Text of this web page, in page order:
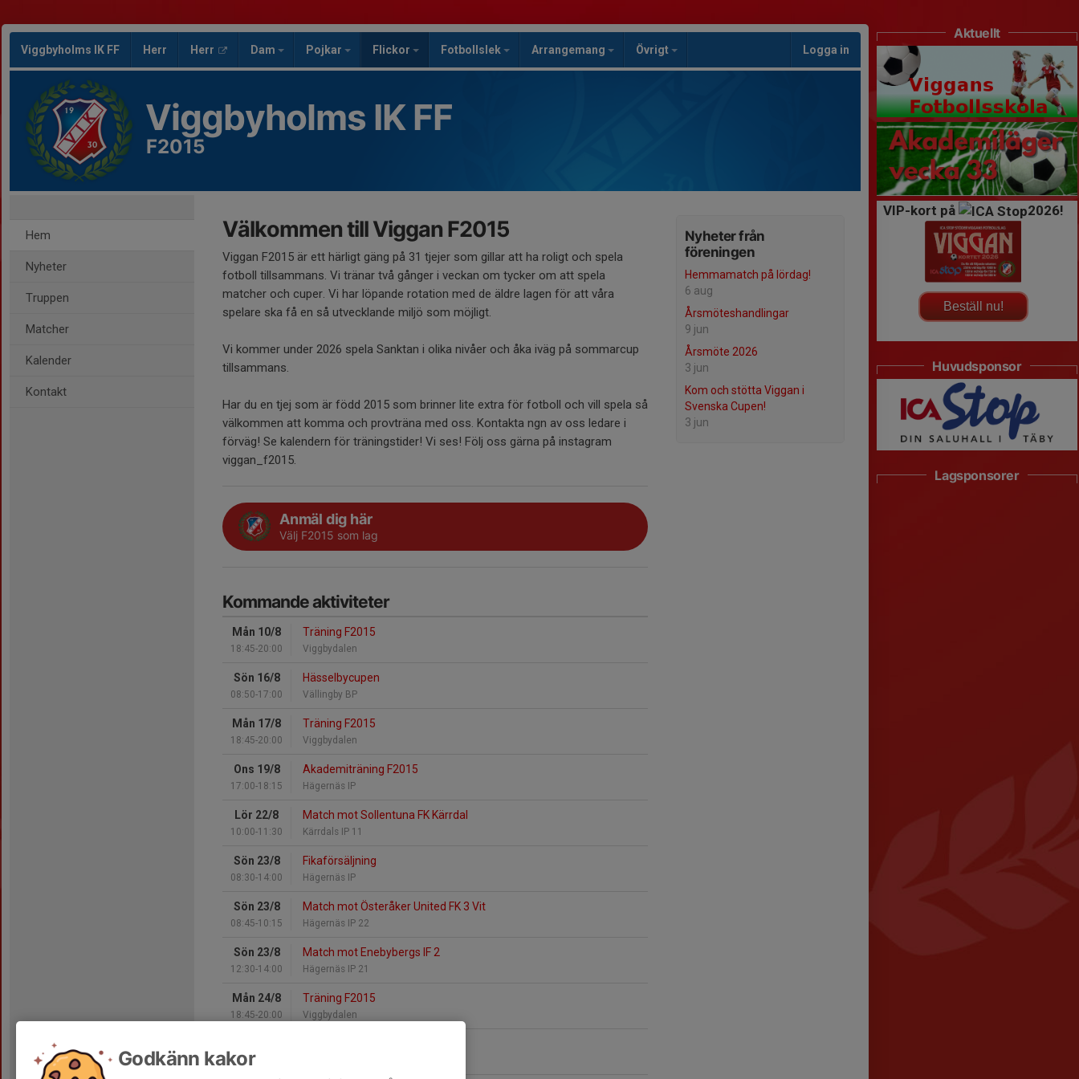
Viggbyholms IK FF Herr Herr Dam Pojkar Flickor Fotbollslek Arrangemang Övrigt Logga in
Viggbyholms IK FF
F2015
Hem
Nyheter
Truppen
Matcher
Kalender
Kontakt
Nyheter från
föreningen
Hemmamatch på lördag!
6 aug
Årsmöteshandlingar
9 jun
Årsmöte 2026
3 jun
Kom och stötta Viggan i
Svenska Cupen!
3 jun
Välkommen till Viggan F2015
Viggan F2015 är ett härligt gäng på 31 tjejer som gillar att ha roligt och spela
fotboll tillsammans. Vi tränar två gånger i veckan om tycker om att spela
matcher och cuper. Vi har löpande rotation med de äldre lagen för att våra
spelare ska få en så utvecklande miljö som möjligt.
Vi kommer under 2026 spela Sanktan i olika nivåer och åka iväg på sommarcup
tillsammans.
Har du en tjej som är född 2015 som brinner lite extra för fotboll och vill spela så
välkommen att komma och provträna med oss. Kontakta ngn av oss ledare i
förväg! Se kalendern för träningstider! Vi ses! Följ oss gärna på instagram
viggan_f2015.
Anmäl dig här
Välj F2015 som lag
Kommande aktiviteter
Mån 10/8
18:45-20:00
Träning F2015
Viggbydalen
Sön 16/8
08:50-17:00
Hässelbycupen
Vällingby BP
Mån 17/8
18:45-20:00
Träning F2015
Viggbydalen
Ons 19/8
17:00-18:15
Akademiträning F2015
Hägernäs IP
Lör 22/8
10:00-11:30
Match mot Sollentuna FK Kärrdal
Kärrdals IP 11
Sön 23/8
08:30-14:00
Fikaförsäljning
Hägernäs IP
Sön 23/8
08:45-10:15
Match mot Österåker United FK 3 Vit
Hägernäs IP 22
Sön 23/8
12:30-14:00
Match mot Enebybergs IF 2
Hägernäs IP 21
Mån 24/8
18:45-20:00
Träning F2015
Viggbydalen
17:00-18:15
Aktuellt
VIP-kort på 2026!
Beställ nu!
Huvudsponsor
Lagsponsorer
Godkänn kakor